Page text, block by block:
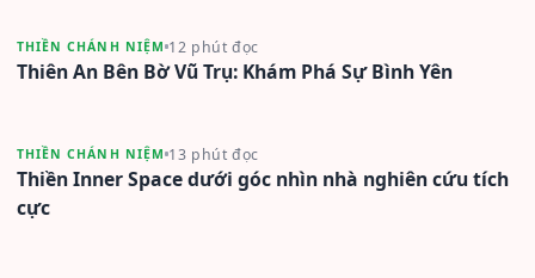
THIỀN CHÁNH NIỆM 12 phút đọc
Thiên An Bên Bờ Vũ Trụ: Khám Phá Sự Bình Yên
THIỀN CHÁNH NIỆM 13 phút đọc
Thiền Inner Space dưới góc nhìn nhà nghiên cứu tích
cực